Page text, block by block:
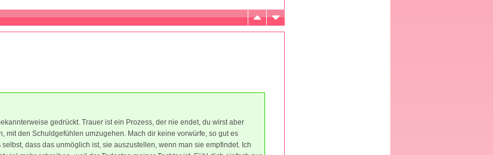
gedrückt. Trauer ist ein Prozess, der nie endet, du wirst aber
mit den Schuldgefühlen umzugehen. Mach dir keine vorwürfe, so gut es
dass das unmöglich ist, sie auszustellen, wenn man sie empfindet. Ich